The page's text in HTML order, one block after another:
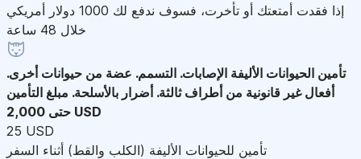
إذا فقدت أمتعتك أو تأخرت، فسوف ندفع لك 1000 دولار أمريكي
خلال 48 ساعة
تأمين الحيوانات الأليفة الإصابات. التسمم. عضة من حيوانات أخرى.
أفعال غير قانونية من أطراف ثالثة. أضرار بالأسلحة. مبلغ التأمين
حتى 2,000 USD
25 USD
تأمين للحيوانات الأليفة (الكلب والقط) أثناء السفر